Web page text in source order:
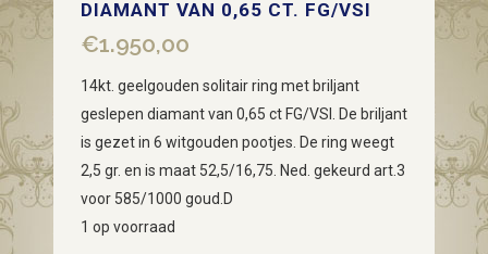
DIAMANT VAN 0,65 CT. FG/VSI
€1.950,00
14kt. geelgouden solitair ring met briljant
geslepen diamant van 0,65 ct FG/VSI. De briljant
is gezet in 6 witgouden pootjes. De ring weegt
2,5 gr. en is maat 52,5/16,75. Ned. gekeurd art.3
voor 585/1000 goud.D
1 op voorraad